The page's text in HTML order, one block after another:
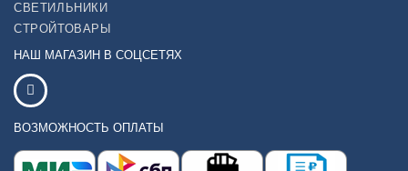
СВЕТИЛЬНИКИ
СТРОЙТОВАРЫ
НАШ МАГАЗИН В СОЦСЕТЯХ
ВОЗМОЖНОСТЬ ОПЛАТЫ